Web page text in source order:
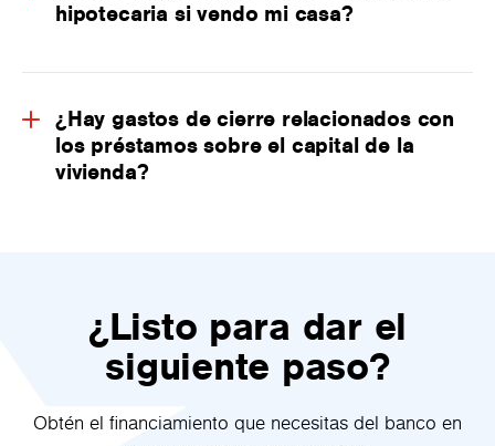
hipotecaria si vendo mi casa?
¿Hay gastos de cierre relacionados con
los préstamos sobre el capital de la
vivienda?
¿Listo para dar el
siguiente paso?
Obtén el financiamiento que necesitas del banco en